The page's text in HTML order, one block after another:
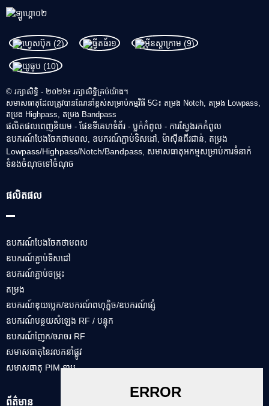
© រក្សាសិទ្ធិ - ២០២៦៖ រក្សាសិទ្ធិគ្រប់យ៉ាង។
សមាសធាតុដែលត្រូវបានណែនាំខ្ពស់សម្រាប់កម្មវិធី 5G៖ តម្រង Notch, តម្រង Lowpass,
តម្រង Highpass, តម្រង Bandpass
ផលិតផលពេញនិយម -ផែនទីគេហទំព័រ -ប្លក់​កំពូល - ការស្វែងរកកំពូល
ឧបករណ៍បែងចែកថាមពល
ឧបករណ៍ភ្ជាប់ទិសដៅ ,ម៉ាស៊ីន​ពីរ​ជាន់
តម្រង
Lowpass/Highpass/Notch/Bandpass សមាសធាតុអកម្មសម្រាប់ការទំនាក់
ទំនងចំណុចទៅចំណុច
ផលិតផល
ឧបករណ៍បែងចែកថាមពល
ឧបករណ៍ភ្ជាប់ទិសដៅ
ឧបករណ៍ភ្ជាប់ចម្រុះ
តម្រង
ឧបករណ៍​ឌុយប្លេក/ឧបករណ៍​ពហុ​ភ្លិច/ឧបករណ៍​ផ្សំ
ឧបករណ៍បន្ថយសំឡេង RF / បន្ទុក
ឧបករណ៍ញែក/ចរាចរ RF
សមាសធាតុ​នៃ​រលក​នាំផ្លូវ
សមាសធាតុ PIM ទាប
ព័ត៌មាន